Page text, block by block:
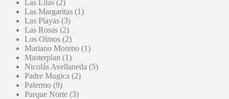
Las Lilas (2)
Las Margaritas (1)
Las Playas (3)
Las Rosas (2)
Los Olmos (2)
Mariano Moreno (1)
Masterplan (1)
Nicolás Avellaneda (5)
Padre Mugica (2)
Palermo (9)
Parque Norte (3)